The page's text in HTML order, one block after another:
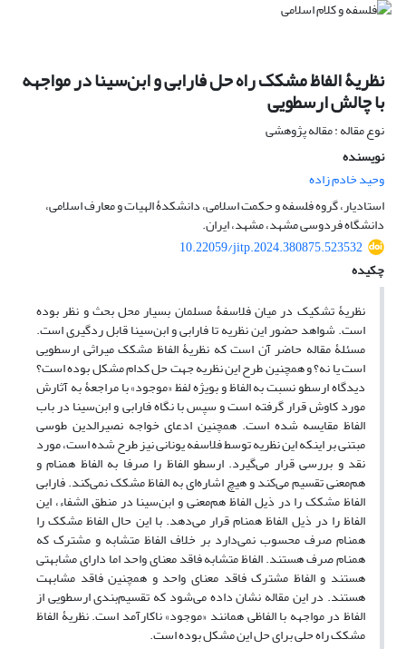
نظریۀ الفاظ مشکک‏ راه حل فارابی و ابن‌سینا‌ در مواجهه
با چالش ارسطویی
نوع مقاله : مقاله پژوهشی
نویسنده
وحید خادم زاده
استادیار، گروه فلسفه و حکمت اسلامی، دانشکدۀ الهیات و معارف اسلامی،
دانشگاه فردوسی مشهد، مشهد، ایران.
10.22059/jitp.2024.380875.523532
چکیده
نظریۀ تشکیک در میان فلاسفۀ مسلمان بسیار محل بحث و نظر بوده
است. شواهد حضور این نظریه تا فارابی و ابن‌سینا‌ قابل ردگیری است.
مسئلۀ مقاله حاضر آن است که نظریۀ الفاظ مشکک میراثی ارسطویی
است یا نه؟ و همچنین طرح این نظریه جهت حل کدام مشکل بوده است؟
دیدگاه ارسطو نسبت به الفاظ و بویژه لفظ «موجود» با مراجعۀ به آثارش
مورد کاوش قرار گرفته است و سپس با نگاه فارابی و ابن‌سینا‌ در باب
الفاظ مقایسه شده است. همچنین ادعای خواجه نصیرالدین طوسی
مبتنی بر اینکه این نظریه توسط فلاسفه یونانی نیز طرح شده است، مورد
نقد و بررسی قرار می‌گیرد. ارسطو الفاظ را صرفا به الفاظ همنام و
هم‌معنی تقسیم می‌کند و هیچ اشاره‌ای به الفاظ مشکک نمی‌کند. فارابی
الفاظ مشکک را در ذیل الفاظ هم‌معنی و ابن‌سینا‌ در منطق الشفاء، این
الفاظ را در ذیل الفاظ همنام قرار می‌دهد. با این حال الفاظ مشکک را
همنام صرف محسوب نمی‌دارد بر خلاف الفاظ متشابه و مشترک که
همنام صرف هستند. الفاظ متشابه فاقد معنای واحد اما دارای مشابهتی
هستند و الفاظ مشترک فاقد معنای واحد و همچنین فاقد مشابهت
هستند. در این مقاله نشان داده می‌شود که تقسیم‌بندی ارسطویی از
الفاظ در مواجهه با الفاظی همانند «موجود» ناکارآمد است. نظریۀ الفاظ
مشکک راه حلی برای حل این مشکل بوده است.